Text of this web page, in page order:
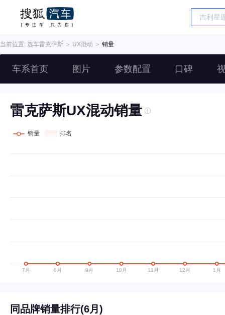
当前位置: 选车雷克萨斯 ＞ UX混动 ＞ 销量
车系首页 图片 参数配置 口碑
雷克萨斯UX混动销量
同品牌销量排行(6月)